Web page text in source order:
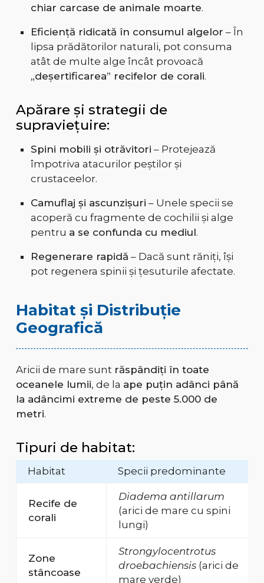
chiar carcase de animale moarte.
Eficiență ridicată în consumul algelor – În
lipsa prădătorilor naturali, pot consuma
atât de multe alge încât provoacă
„deșertificarea” recifelor de corali.
Apărare și strategii de
supraviețuire:
Spini mobili și otrăvitori – Protejează
împotriva atacurilor peștilor și
crustaceelor.
Camuflaj și ascunzișuri – Unele specii se
acoperă cu fragmente de cochilii și alge
pentru a se confunda cu mediul.
Regenerare rapidă – Dacă sunt răniți, își
pot regenera spinii și țesuturile afectate.
Habitat și Distribuție
Geografică
Aricii de mare sunt răspândiți în toate
oceanele lumii, de la ape puțin adânci până
la adâncimi extreme de peste 5.000 de
metri.
Tipuri de habitat:
Habitat Specii predominante
Recife de
corali
Diadema antillarum
(arici de mare cu spini
lungi)
Zone
stâncoase
Strongylocentrotus
droebachiensis(arici de
mare verde)